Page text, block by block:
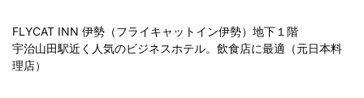
FLYCAT INN 伊勢（フライキャットイン伊勢）地下１階
宇治山田駅近く人気のビジネスホテル。飲食店に最適（元日本料
理店）